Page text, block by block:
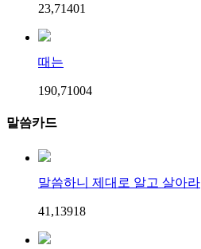
23,71401
때는
190,71004
말씀카드
말씀하니 제대로 알고 살아라
41,13918